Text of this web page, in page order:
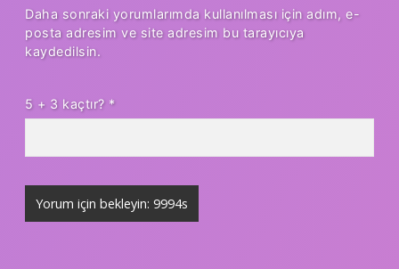
Daha sonraki yorumlarımda kullanılması için adım, e-
posta adresim ve site adresim bu tarayıcıya
kaydedilsin.
5 + 3 kaçtır? *